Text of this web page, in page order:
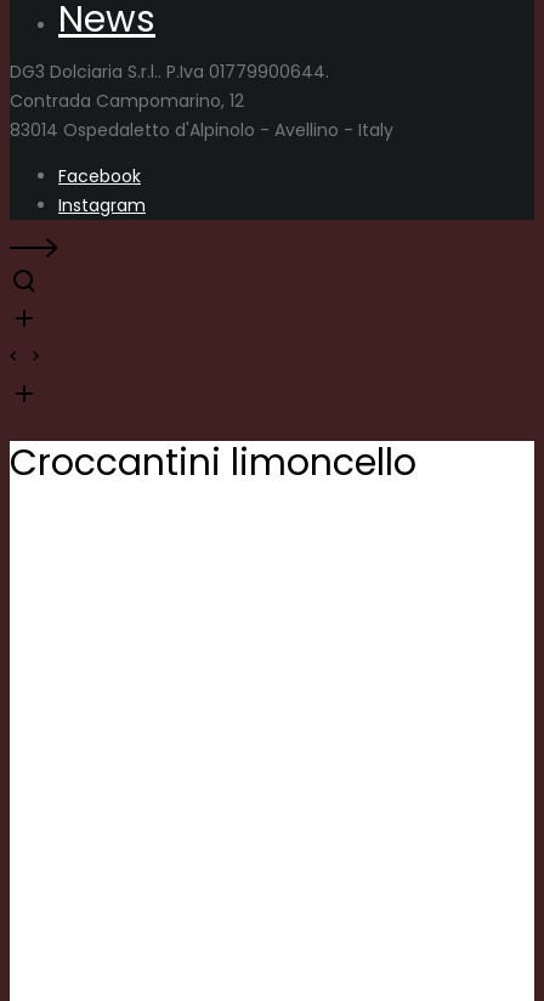
News
DG3 Dolciaria S.r.l.. P.Iva 01779900644.
Contrada Campomarino, 12
83014 Ospedaletto d'Alpinolo - Avellino - Italy
Facebook
Instagram
Croccantini limoncello